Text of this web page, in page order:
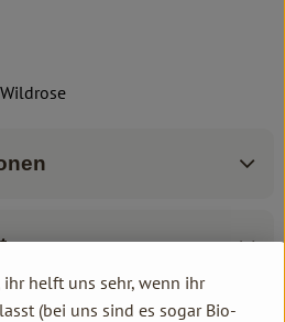
ihr helft uns sehr, wenn ihr
(bei uns sind es sogar Bio-